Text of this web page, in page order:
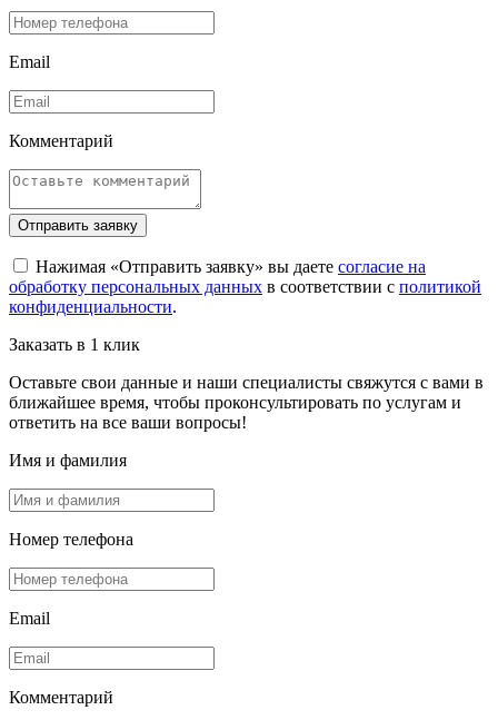
Email
Комментарий
Отправить заявку
Нажимая «Отправить заявку» вы даете согласие на
обработку персональных данных в соответствии с политикой
конфиденциальности.
Заказать в 1 клик
Оставьте свои данные и наши специалисты свяжутся с вами в
ближайшее время, чтобы проконсультировать по услугам и
ответить на все ваши вопросы!
Имя и фамилия
Номер телефона
Email
Комментарий